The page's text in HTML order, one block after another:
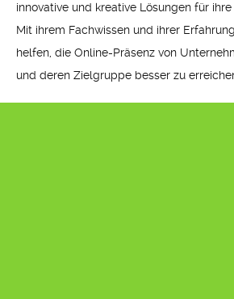
innovative und kreative Lösungen für
Mit ihrem Fachwissen und ihrer
helfen, die Online-Präsenz von
und deren Zielgruppe besser zu